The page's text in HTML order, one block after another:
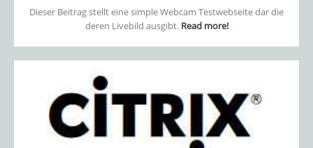
Dieser Beitrag stellt eine simple Webcam Testwebseite dar die
deren Livebild ausgibt. Read more!